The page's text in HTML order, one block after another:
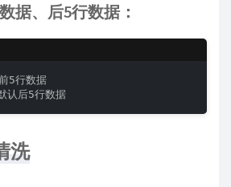
据、后5行数据：
5行数据
5行数据
洗